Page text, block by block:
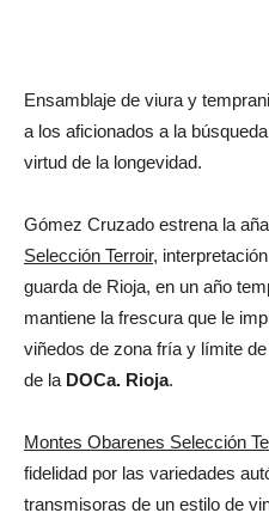
Ensamblaje de viura y
a los aficionados a la
virtud de la longevidad.
Gómez Cruzado estrena la
Selección Terroir,
guarda de Rioja, en un año
mantiene la frescura que le
viñedos de zona fría y límite
de la DOCa. Rioja.
Montes Obarenes Selección
fidelidad por las variedades
transmisoras de un estilo de